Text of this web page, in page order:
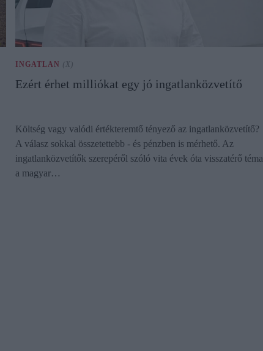
INGATLAN (X)
Ezért érhet milliókat egy jó ingatlanközvetítő
Költség vagy valódi értékteremtő tényező az ingatlanközvetítő?
A válasz sokkal összetettebb - és pénzben is mérhető. Az
ingatlanközvetítők szerepéről szóló vita évek óta visszatérő téma
a magyar…